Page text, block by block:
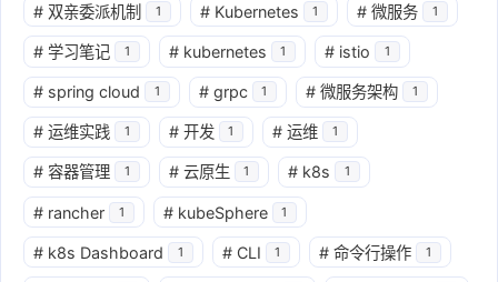
# 双亲委派机制 1 # Kubernetes 1 # 微服务 1
# 学习笔记 1 # kubernetes 1 # istio 1
# spring cloud 1 # grpc 1 # 微服务架构 1
# 运维实践 1 # 开发 1 # 运维 1
# 容器管理 1 # 云原生 1 # k8s 1
# rancher 1 # kubeSphere 1
# k8s Dashboard 1 # CLI 1 # 命令行操作 1